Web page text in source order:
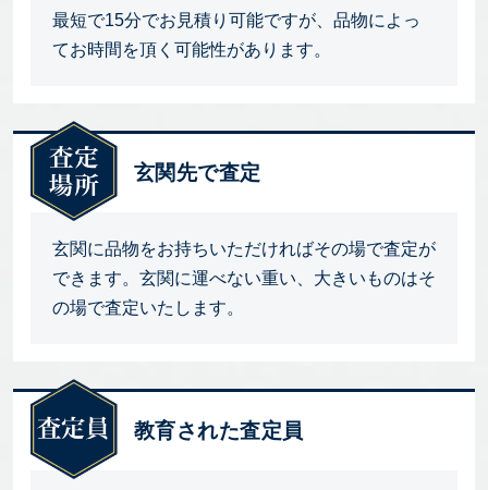
最短で15分でお見積り可能ですが、品物によっ
てお時間を頂く可能性があります。
玄関先で査定
玄関に品物をお持ちいただければその場で査定が
できます。玄関に運べない重い、大きいものはそ
の場で査定いたします。
教育された査定員